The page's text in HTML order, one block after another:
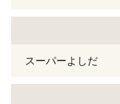
スーパーよしだ